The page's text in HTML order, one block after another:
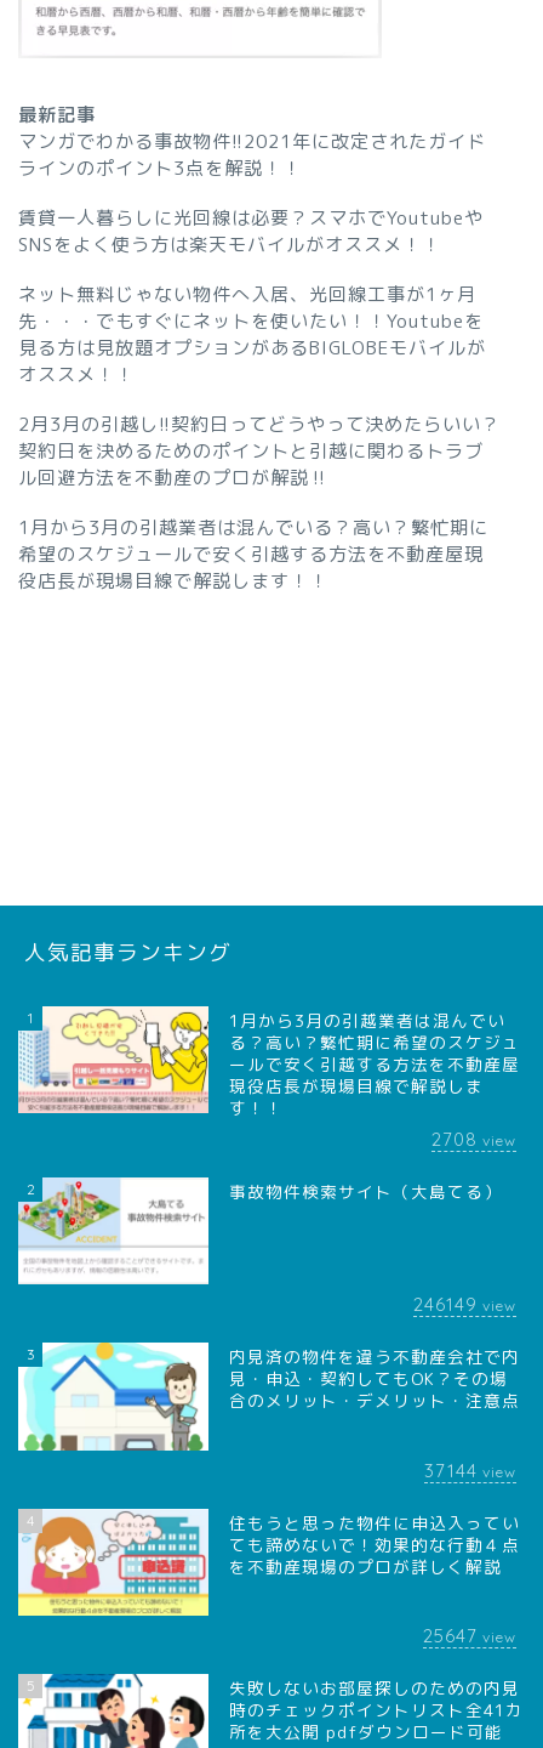
最新記事
マンガでわかる事故物件!!2021年に改定されたガイド
ラインのポイント3点を解説！！
賃貸一人暮らしに光回線は必要？スマホでYoutubeや
SNSをよく使う方は楽天モバイルがオススメ！！
ネット無料じゃない物件へ入居、光回線工事が1ヶ月
先・・・でもすぐにネットを使いたい！！Youtubeを
見る方は見放題オプションがあるBIGLOBEモバイルが
オススメ！！
2月3月の引越し!!契約日ってどうやって決めたらいい？
契約日を決めるためのポイントと引越に関わるトラブ
ル回避方法を不動産のプロが解説‼︎
1月から3月の引越業者は混んでいる？高い？繁忙期に
希望のスケジュールで安く引越する方法を不動産屋現
役店長が現場目線で解説します！！
人気記事ランキング
1
1月から3月の引越業者は混んでい
る？高い？繁忙期に希望のスケジュ
ールで安く引越する方法を不動産屋
現役店長が現場目線で解説しま
す！！
2708 view
2 事故物件検索サイト（大島てる）
246149 view
3
内見済の物件を違う不動産会社で内
見・申込・契約してもOK？その場
合のメリット・デメリット・注意点
37144 view
4
住もうと思った物件に申込入ってい
ても諦めないで！効果的な行動４点
を不動産現場のプロが詳しく解説
25647 view
5
失敗しないお部屋探しのための内見
時のチェックポイントリスト全41カ
所を大公開 pdfダウンロード可能